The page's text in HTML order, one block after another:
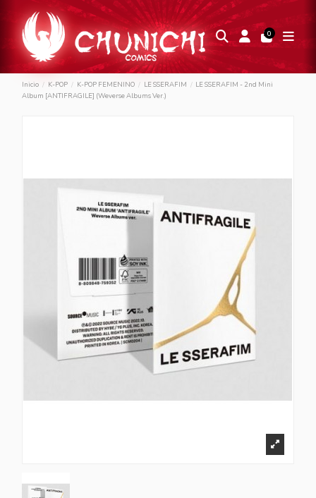
0
Inicio K-POP K-POP FEMENINO LE SSERAFIM
LE SSERAFIM - 2nd Mini
Album [ANTIFRAGILE] (Weverse Albums Ver.)